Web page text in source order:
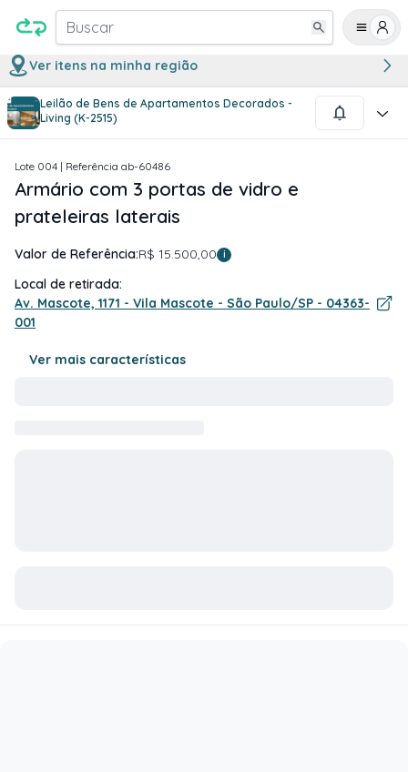
Buscar
Ver itens na minha região
Leilão de Bens de Apartamentos Decorados -
Living (K-2515)
1/2
Lote 004 | Referência ab-60486
Armário com 3 portas de vidro e
prateleiras laterais
Valor de Referência:R$ 15.500,00 i
Local de retirada:
Av. Mascote, 1171 - Vila Mascote - São Paulo/SP - 04363-
001
Ver mais características